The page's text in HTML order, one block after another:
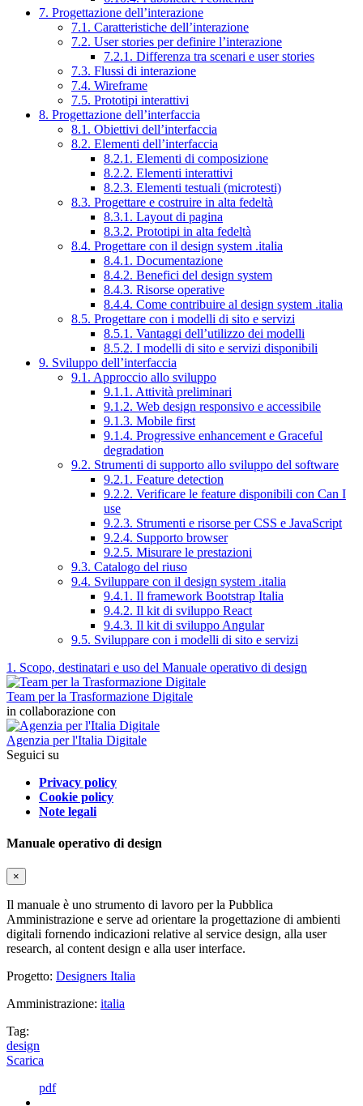
7. Progettazione dell’interazione
7.1. Caratteristiche dell’interazione
7.2. User stories per definire l’interazione
7.2.1. Differenza tra scenari e user stories
7.3. Flussi di interazione
7.4. Wireframe
7.5. Prototipi interattivi
8. Progettazione dell’interfaccia
8.1. Obiettivi dell’interfaccia
8.2. Elementi dell’interfaccia
8.2.1. Elementi di composizione
8.2.2. Elementi interattivi
8.2.3. Elementi testuali (microtesti)
8.3. Progettare e costruire in alta fedeltà
8.3.1. Layout di pagina
8.3.2. Prototipi in alta fedeltà
8.4. Progettare con il design system .italia
8.4.1. Documentazione
8.4.2. Benefici del design system
8.4.3. Risorse operative
8.4.4. Come contribuire al design system .italia
8.5. Progettare con i modelli di sito e servizi
8.5.1. Vantaggi dell’utilizzo dei modelli
8.5.2. I modelli di sito e servizi disponibili
9. Sviluppo dell’interfaccia
9.1. Approccio allo sviluppo
9.1.1. Attività preliminari
9.1.2. Web design responsivo e accessibile
9.1.3. Mobile first
9.1.4. Progressive enhancement e Graceful
degradation
9.2. Strumenti di supporto allo sviluppo del software
9.2.1. Feature detection
9.2.2. Verificare le feature disponibili con Can I
use
9.2.3. Strumenti e risorse per CSS e JavaScript
9.2.4. Supporto browser
9.2.5. Misurare le prestazioni
9.3. Catalogo del riuso
9.4. Sviluppare con il design system .italia
9.4.1. Il framework Bootstrap Italia
9.4.2. Il kit di sviluppo React
9.4.3. Il kit di sviluppo Angular
9.5. Sviluppare con i modelli di sito e servizi
1. Scopo, destinatari e uso del Manuale operativo di design
Team per la Trasformazione Digitale
in collaborazione con
Agenzia per l'Italia Digitale
Seguici su
Privacy policy
Cookie policy
Note legali
Manuale operativo di design
×
Il manuale è uno strumento di lavoro per la Pubblica
Amministrazione e serve ad orientare la progettazione di ambienti
digitali fornendo indicazioni relative al service design, alla user
research, al content design e alla user interface.
Progetto: Designers Italia
Amministrazione: italia
Tag:
design
Scarica
pdf